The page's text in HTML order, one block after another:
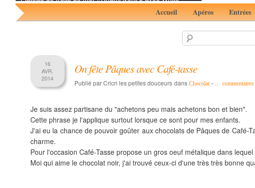
Accueil Apéros Entrées
16
AVR.
2014
On fête Pâques avec Café-tasse
Publié par Cricri les petites douceurs dans Chocolat - … commentaires
Je suis assez partisane du "achetons peu mais achetons bon et bien".
Cette phrase je l'applique surtout lorsque ce sont pour mes enfants.
J'ai eu la chance de pouvoir goûter aux chocolats de Pâques de Café-
charme.
Pour l'occasion Café-Tasse propose un gros oeuf métalique dans
Moi qui aime le chocolat noir, j'ai trouvé ceux-ci d'une très très bonne